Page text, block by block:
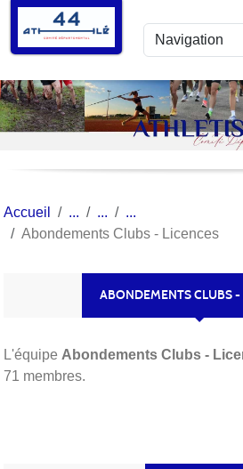
Accueil
Abondements Clubs - Licences
ABONDEMENTS CLUBS -
L'équipe Abondements Clubs -
71 membres.
Panneau de gestion des cookies